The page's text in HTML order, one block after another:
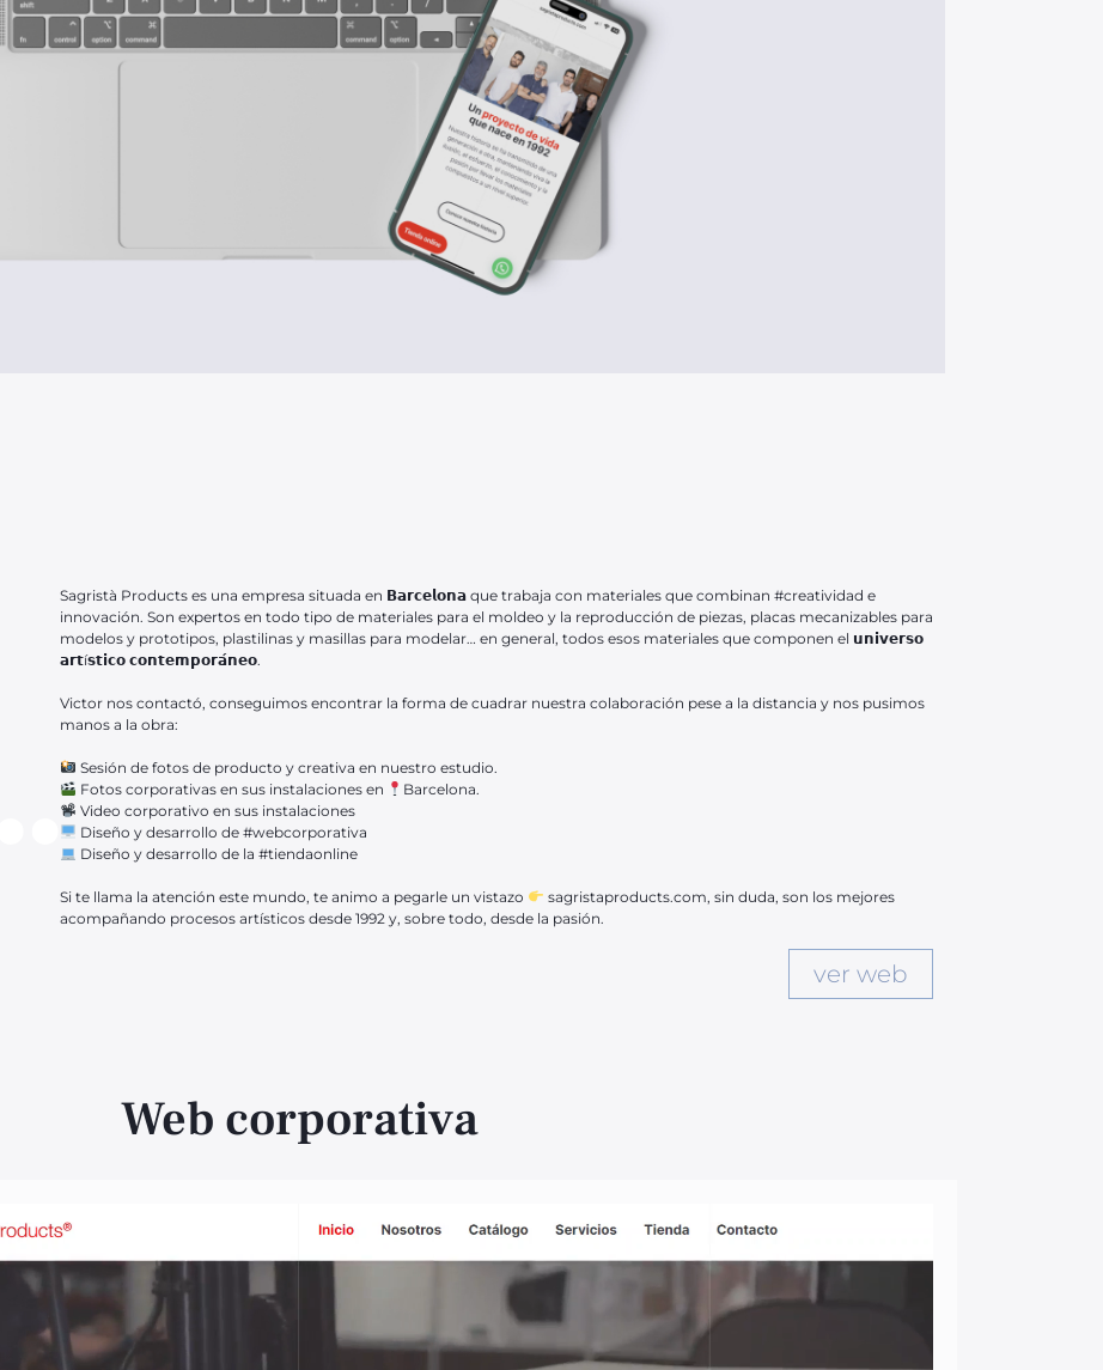
Sagristà Products es una empresa situada en 𝗕𝗮𝗿𝗰𝗲𝗹𝗼𝗻𝗮 que trabaja con materiales que combinan #creatividad e
innovación. Son expertos en todo tipo de materiales para el moldeo y la reproducción de piezas, placas mecanizables para
modelos y prototipos, plastilinas y masillas para modelar… en general, todos esos materiales que componen el 𝘂𝗻𝗶𝘃𝗲𝗿𝘀𝗼
𝗮𝗿𝘁í𝘀𝘁𝗶𝗰𝗼 𝗰𝗼𝗻𝘁𝗲𝗺𝗽𝗼𝗿𝗮́𝗻𝗲𝗼.⁣⁣
Victor nos contactó, conseguimos encontrar la forma de cuadrar nuestra colaboración pese a la distancia y nos pusimos
manos a la obra:⁣⁣
Sesión de fotos de producto y creativa en nuestro estudio.⁣⁣
Fotos corporativas en sus instalaciones en
Barcelona.⁣⁣
Video corporativo en sus instalaciones⁣⁣⁣⁣
Diseño y desarrollo de #webcorporativa ⁣⁣
Diseño y desarrollo de la #tiendaonline⁣⁣⁣
Si te llama la atención este mundo, te animo a pegarle un vistazo
sagristaproducts.com, sin duda, son los mejores
acompañando procesos artísticos desde 1992 y, sobre todo, desde la pasión.
ver web
Web corporativa